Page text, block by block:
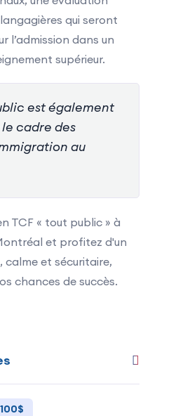
qui seront
l’admission dans un
supérieur.
est également
cadre des
au
TCF « tout public » à
et profitez d'un
et sécuritaire,
chances de succès.
100$